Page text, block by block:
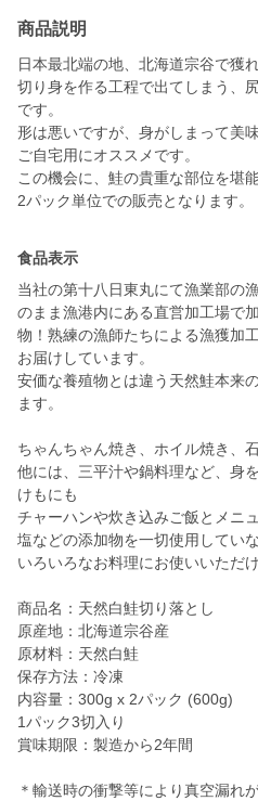
商品説明
日本最北端の地、北海道宗谷で獲
切り身を作る工程で出てしまう、
です。
形は悪いですが、身がしまって美
ご自宅用にオススメです。
この機会に、鮭の貴重な部位を堪
2パック単位での販売となります。
食品表示
当社の第十八日東丸にて漁業部の
のまま漁港内にある直営加工場で
物！熟練の漁師たちによる漁獲加
お届けしています。
安価な養殖物とは違う天然鮭本来
ます。
ちゃんちゃん焼き、ホイル焼き、
他には、三平汁や鍋料理など、身
けもにも
チャーハンや炊き込みご飯とメニ
塩などの添加物を一切使用してい
いろいろなお料理にお使いいただ
商品名：天然白鮭切り落とし
原産地：北海道宗谷産
原材料：天然白鮭
保存方法：冷凍
内容量：300g x 2パック (600g)
1パック3切入り
賞味期限：製造から2年間
＊輸送時の衝撃等により真空漏れ